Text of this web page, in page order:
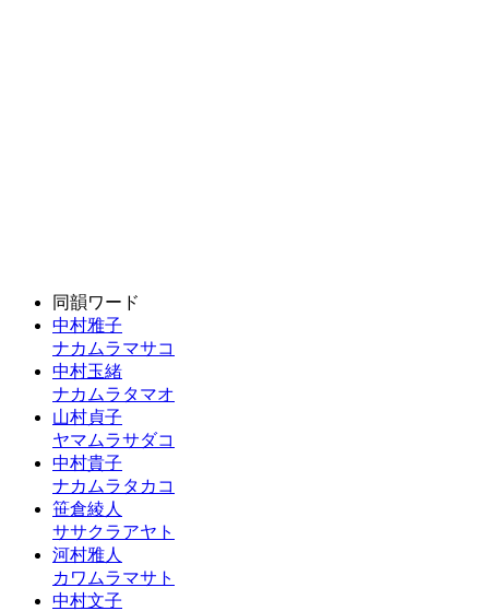
同韻ワード
中村雅子
ナカムラマサコ
中村玉緒
ナカムラタマオ
山村貞子
ヤマムラサダコ
中村貴子
ナカムラタカコ
笹倉綾人
ササクラアヤト
河村雅人
カワムラマサト
中村文子